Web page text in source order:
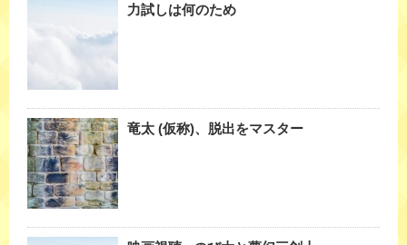
力試しは何のため
竜太 (仮称)、脱出をマスター